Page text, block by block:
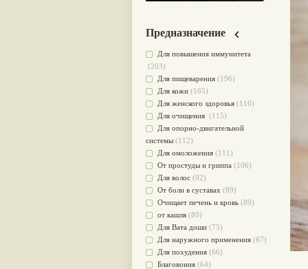
Предназначение
Для повышения иммунитета
(203)
Для пищеварения (196)
Для кожи (165)
Для женского здоровья (116)
Для очищения (115)
Для опорно-двигательной
системы (112)
Для омоложения (111)
От простуды и гриппа (106)
Для волос (92)
От боли в суставах (89)
Очищает печень и кровь (89)
от кашля (80)
Для Вата доши (75)
Для наружного применения (67)
Для похудения (66)
Благовония (64)